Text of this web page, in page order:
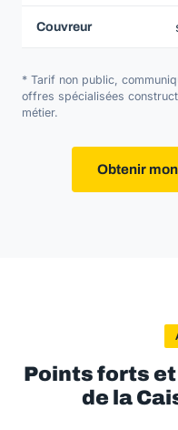
Couvreur
* Tarif non public,
offres spécialisées
métier.
Obtenir
Points forts
de la